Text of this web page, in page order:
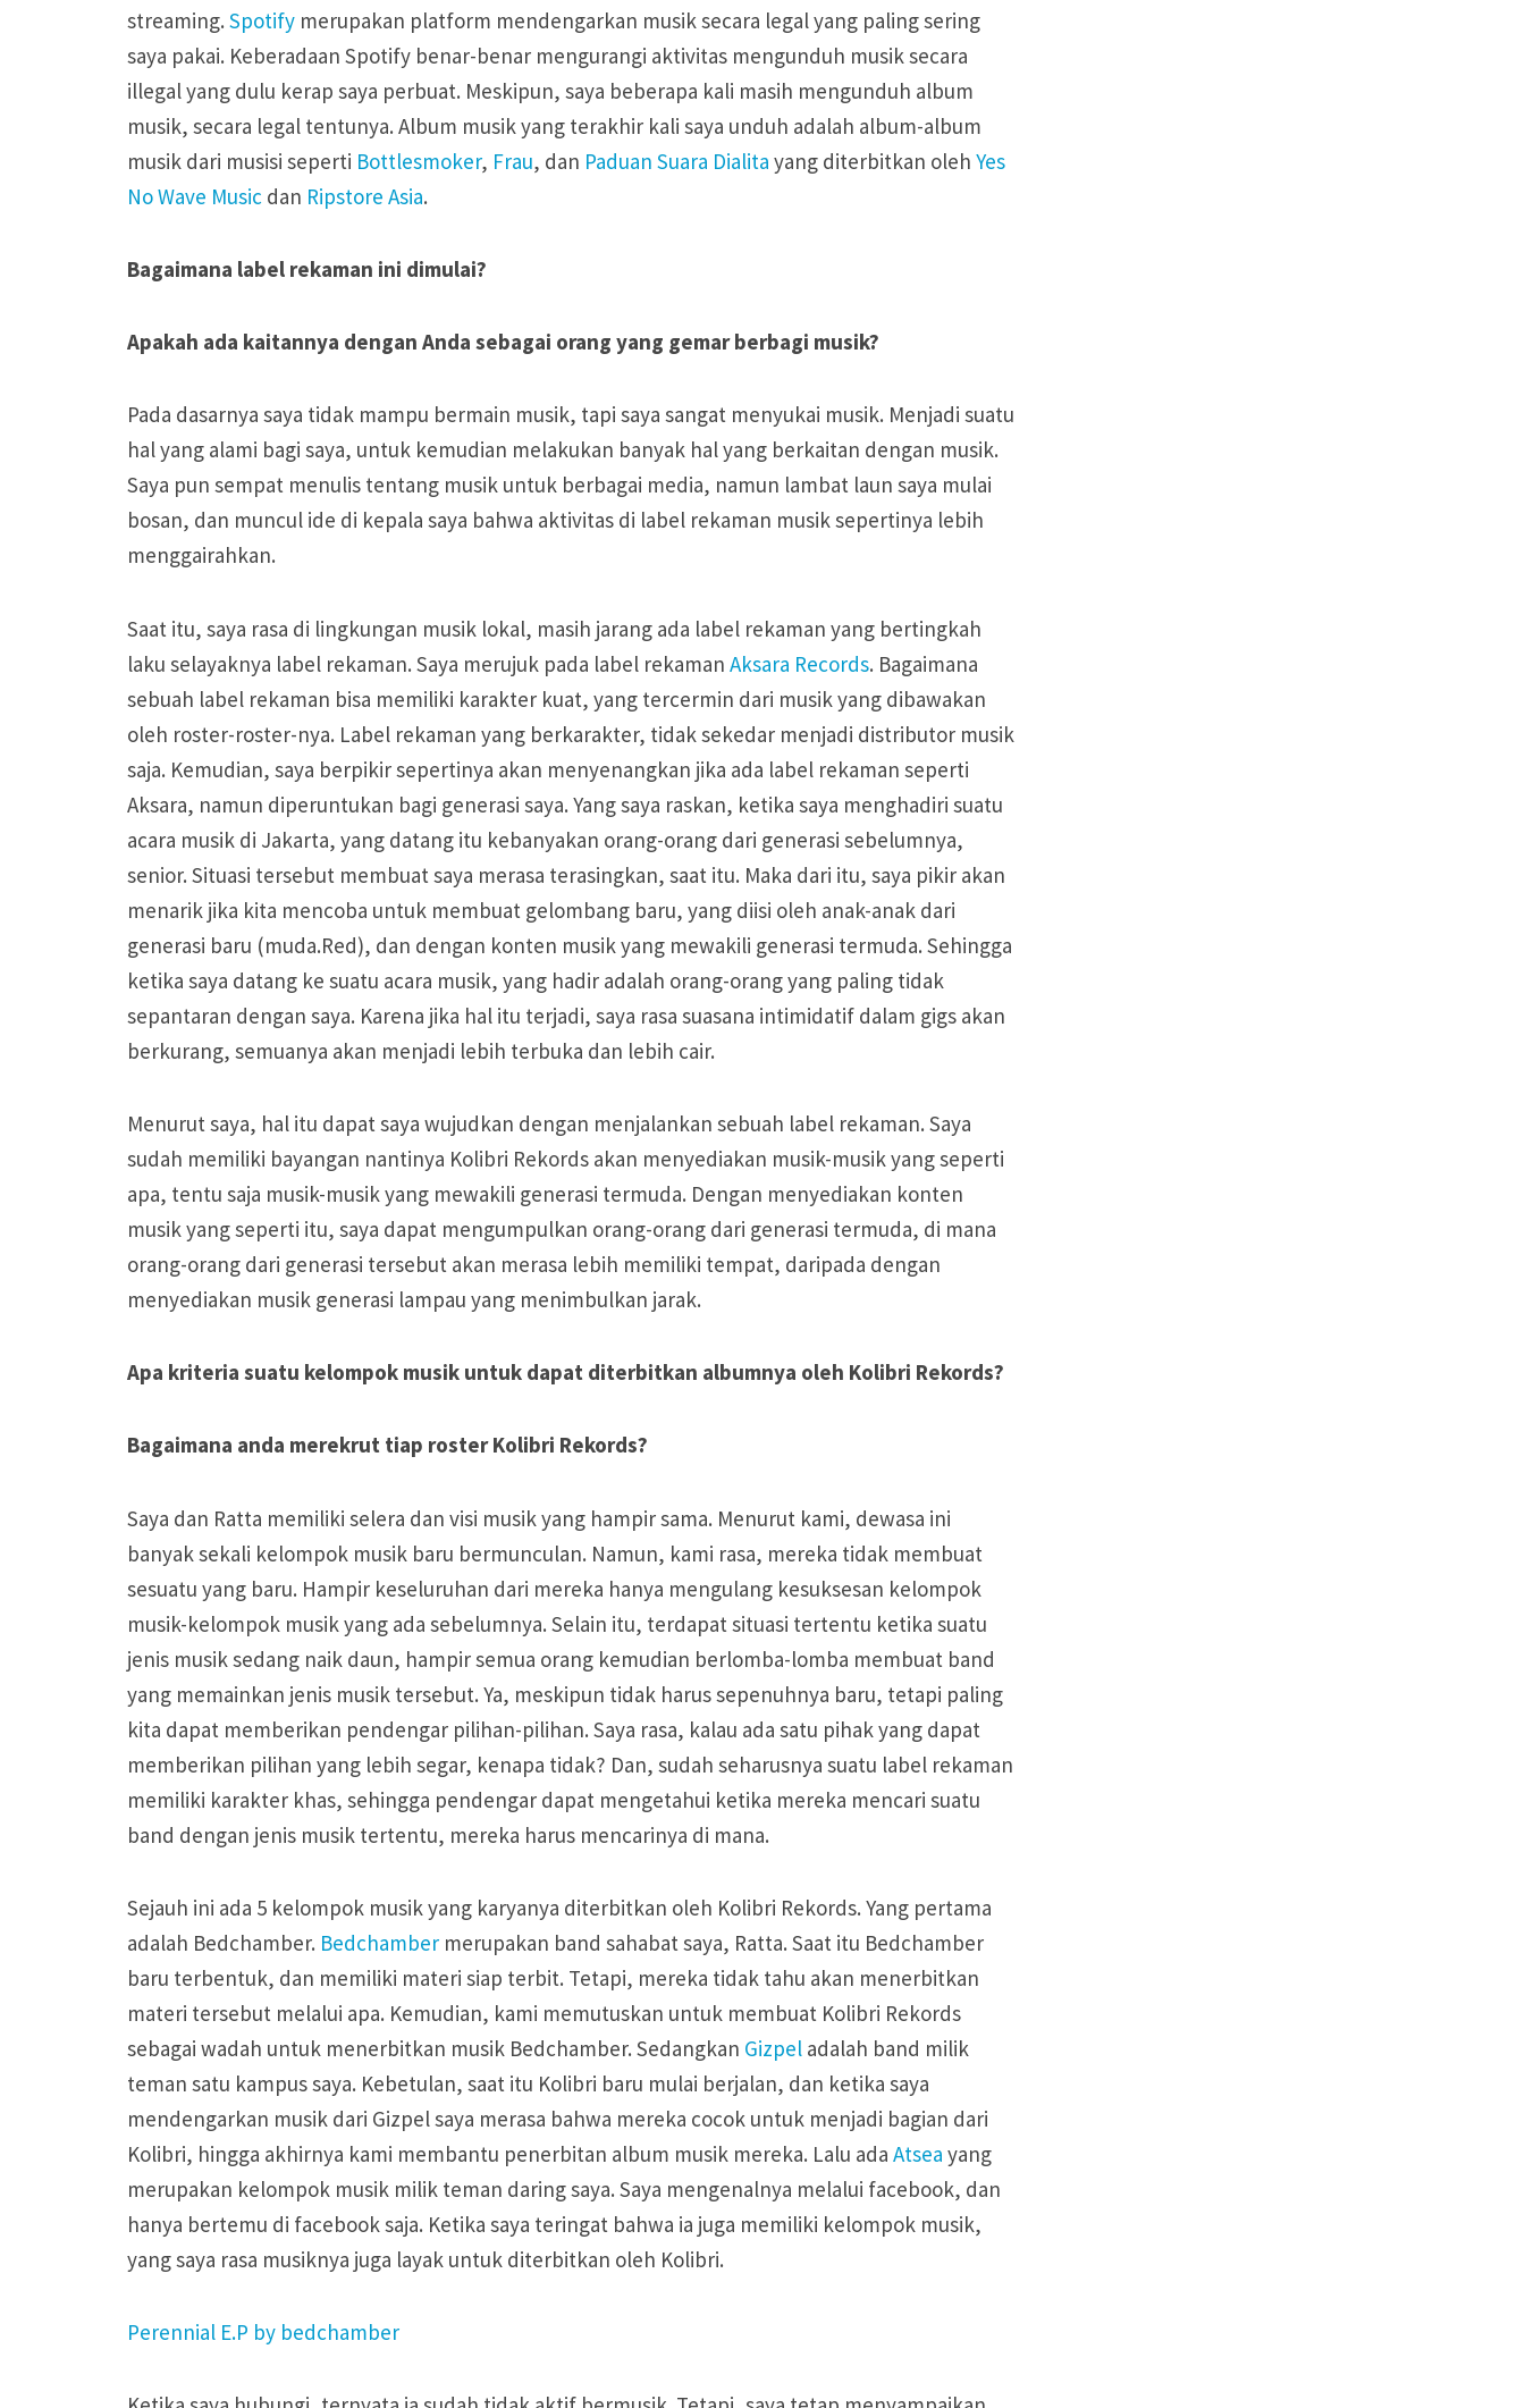
streaming. Spotify merupakan platform mendengarkan musik secara legal yang paling sering
saya pakai. Keberadaan Spotify benar-benar mengurangi aktivitas mengunduh musik secara
illegal yang dulu kerap saya perbuat. Meskipun, saya beberapa kali masih mengunduh album
musik, secara legal tentunya. Album musik yang terakhir kali saya unduh adalah album-album
musik dari musisi seperti Bottlesmoker, Frau, dan Paduan Suara Dialita yang diterbitkan oleh Yes
No Wave Music dan Ripstore Asia.
Bagaimana label rekaman ini dimulai?
Apakah ada kaitannya dengan Anda sebagai orang yang gemar berbagi musik?
Pada dasarnya saya tidak mampu bermain musik, tapi saya sangat menyukai musik. Menjadi suatu
hal yang alami bagi saya, untuk kemudian melakukan banyak hal yang berkaitan dengan musik.
Saya pun sempat menulis tentang musik untuk berbagai media, namun lambat laun saya mulai
bosan, dan muncul ide di kepala saya bahwa aktivitas di label rekaman musik sepertinya lebih
menggairahkan.
Saat itu, saya rasa di lingkungan musik lokal, masih jarang ada label rekaman yang bertingkah
laku selayaknya label rekaman. Saya merujuk pada label rekaman Aksara Records. Bagaimana
sebuah label rekaman bisa memiliki karakter kuat, yang tercermin dari musik yang dibawakan
oleh roster-roster-nya. Label rekaman yang berkarakter, tidak sekedar menjadi distributor musik
saja. Kemudian, saya berpikir sepertinya akan menyenangkan jika ada label rekaman seperti
Aksara, namun diperuntukan bagi generasi saya. Yang saya raskan, ketika saya menghadiri suatu
acara musik di Jakarta, yang datang itu kebanyakan orang-orang dari generasi sebelumnya,
senior. Situasi tersebut membuat saya merasa terasingkan, saat itu. Maka dari itu, saya pikir akan
menarik jika kita mencoba untuk membuat gelombang baru, yang diisi oleh anak-anak dari
generasi baru (muda.Red), dan dengan konten musik yang mewakili generasi termuda. Sehingga
ketika saya datang ke suatu acara musik, yang hadir adalah orang-orang yang paling tidak
sepantaran dengan saya. Karena jika hal itu terjadi, saya rasa suasana intimidatif dalam gigs akan
berkurang, semuanya akan menjadi lebih terbuka dan lebih cair.
Menurut saya, hal itu dapat saya wujudkan dengan menjalankan sebuah label rekaman. Saya
sudah memiliki bayangan nantinya Kolibri Rekords akan menyediakan musik-musik yang seperti
apa, tentu saja musik-musik yang mewakili generasi termuda. Dengan menyediakan konten
musik yang seperti itu, saya dapat mengumpulkan orang-orang dari generasi termuda, di mana
orang-orang dari generasi tersebut akan merasa lebih memiliki tempat, daripada dengan
menyediakan musik generasi lampau yang menimbulkan jarak.
Apa kriteria suatu kelompok musik untuk dapat diterbitkan albumnya oleh Kolibri Rekords?
Bagaimana anda merekrut tiap roster Kolibri Rekords?
Saya dan Ratta memiliki selera dan visi musik yang hampir sama. Menurut kami, dewasa ini
banyak sekali kelompok musik baru bermunculan. Namun, kami rasa, mereka tidak membuat
sesuatu yang baru. Hampir keseluruhan dari mereka hanya mengulang kesuksesan kelompok
musik-kelompok musik yang ada sebelumnya. Selain itu, terdapat situasi tertentu ketika suatu
jenis musik sedang naik daun, hampir semua orang kemudian berlomba-lomba membuat band
yang memainkan jenis musik tersebut. Ya, meskipun tidak harus sepenuhnya baru, tetapi paling
kita dapat memberikan pendengar pilihan-pilihan. Saya rasa, kalau ada satu pihak yang dapat
memberikan pilihan yang lebih segar, kenapa tidak? Dan, sudah seharusnya suatu label rekaman
memiliki karakter khas, sehingga pendengar dapat mengetahui ketika mereka mencari suatu
band dengan jenis musik tertentu, mereka harus mencarinya di mana.
Sejauh ini ada 5 kelompok musik yang karyanya diterbitkan oleh Kolibri Rekords. Yang pertama
adalah Bedchamber. Bedchamber merupakan band sahabat saya, Ratta. Saat itu Bedchamber
baru terbentuk, dan memiliki materi siap terbit. Tetapi, mereka tidak tahu akan menerbitkan
materi tersebut melalui apa. Kemudian, kami memutuskan untuk membuat Kolibri Rekords
sebagai wadah untuk menerbitkan musik Bedchamber. Sedangkan Gizpel adalah band milik
teman satu kampus saya. Kebetulan, saat itu Kolibri baru mulai berjalan, dan ketika saya
mendengarkan musik dari Gizpel saya merasa bahwa mereka cocok untuk menjadi bagian dari
Kolibri, hingga akhirnya kami membantu penerbitan album musik mereka. Lalu ada Atsea yang
merupakan kelompok musik milik teman daring saya. Saya mengenalnya melalui facebook, dan
hanya bertemu di facebook saja. Ketika saya teringat bahwa ia juga memiliki kelompok musik,
yang saya rasa musiknya juga layak untuk diterbitkan oleh Kolibri.
Perennial E.P by bedchamber